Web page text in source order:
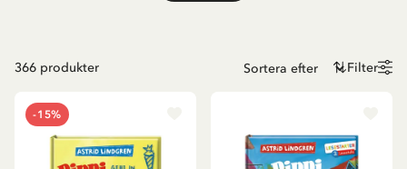
366 produkter Filter
-15%